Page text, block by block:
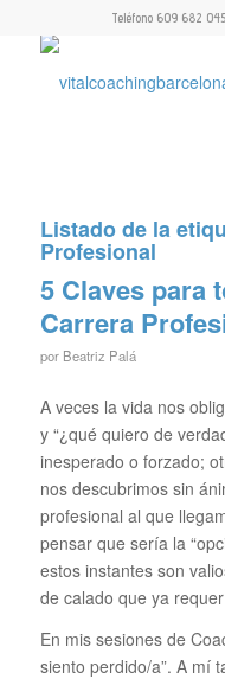
Teléfono 609 682
Listado de la
Profesional
5 Claves para
Carrera
por Beatriz Palá
A veces la vida nos
y “¿qué quiero de
inesperado o forzado;
nos descubrimos sin
profesional al que
pensar que sería la
estos instantes son
de calado que ya
En mis sesiones de
siento perdido/a”. A mí